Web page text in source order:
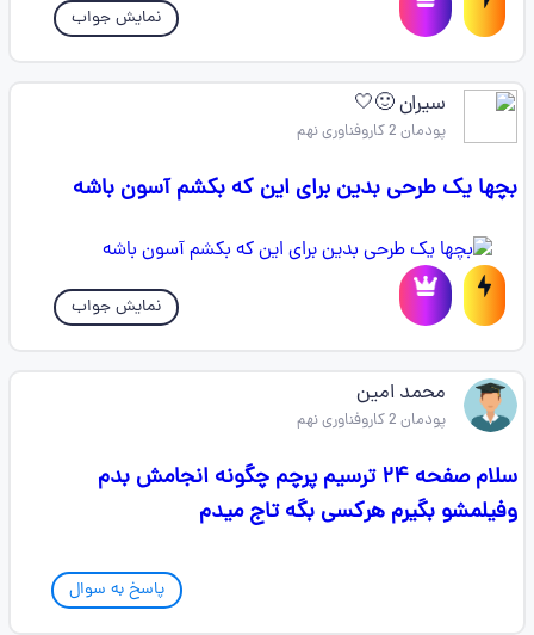
نمایش جواب
سیران 🙂🤍
پودمان 2 کاروفناوری نهم
بچها یک طرحی بدین برای این که بکشم آسون باشه
نمایش جواب
محمد امین
پودمان 2 کاروفناوری نهم
سلام صفحه ۲۴ ترسیم پرچم چگونه انجامش بدم
وفیلمشو بگیرم هرکسی بگه تاج میدم
پاسخ به سوال